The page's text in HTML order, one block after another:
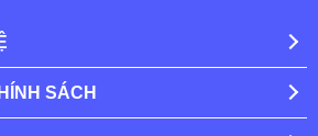
SÁCH